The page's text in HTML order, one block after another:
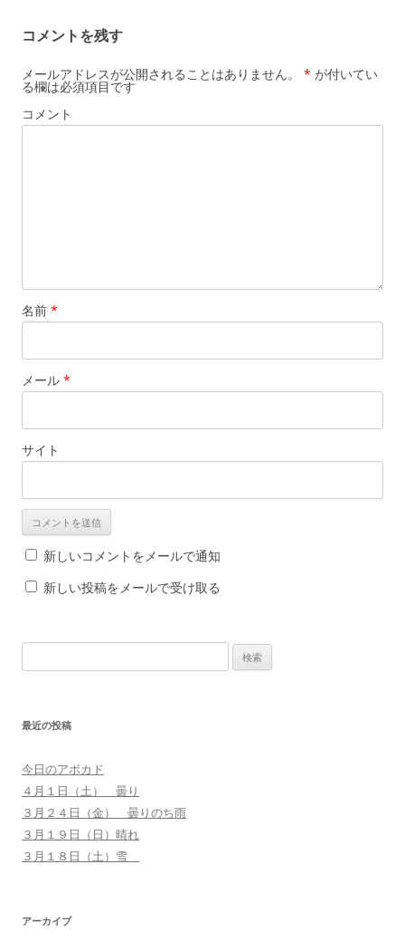
ビ
ゲ
ー
シ
コメントを残す
メールアドレスが公開されることはありません。 * が付いてい
る欄は必須項目です
コメント
名前 *
メール *
サイト
新しいコメントをメールで通知
新しい投稿をメールで受け取る
索
最近の投稿
今日のアボカド
４月１日（土） 曇り
３月２４日（金） 曇りのち雨
３月１９日（日）晴れ
３月１８日（土）雪
アーカイブ